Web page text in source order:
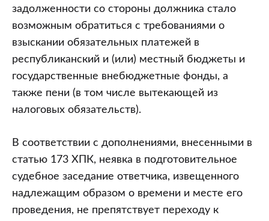
задолженности со стороны должника стало
возможным обратиться с требованиями о
взыскании обязательных платежей в
республиканский и (или) местный бюджеты и
государственные внебюджетные фонды, а
также пени (в том числе вытекающей из
налоговых обязательств).
В соответствии с дополнениями, внесенными в
статью 173 ХПК, неявка в подготовительное
судебное заседание ответчика, извещенного
надлежащим образом о времени и месте его
проведения, не препятствует переходу к